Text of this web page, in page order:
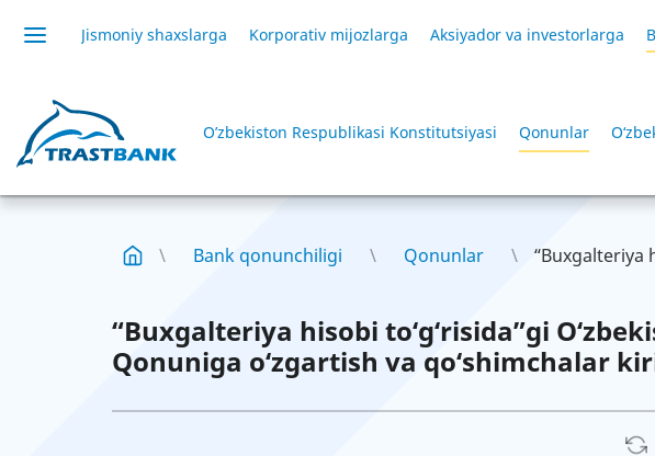
Jismoniy shaxslarga Korporativ mijozlarga Aksiyador va investorlarga
O’zbekiston Respublikasi Konstitutsiyasi Qonunlar
Bank qonunchiligi Qonunlar “Buxgalteriya
“Buxgalteriya hisobi to‘g‘risida”gi
Qonuniga o‘zgartish va qo‘shimchalar